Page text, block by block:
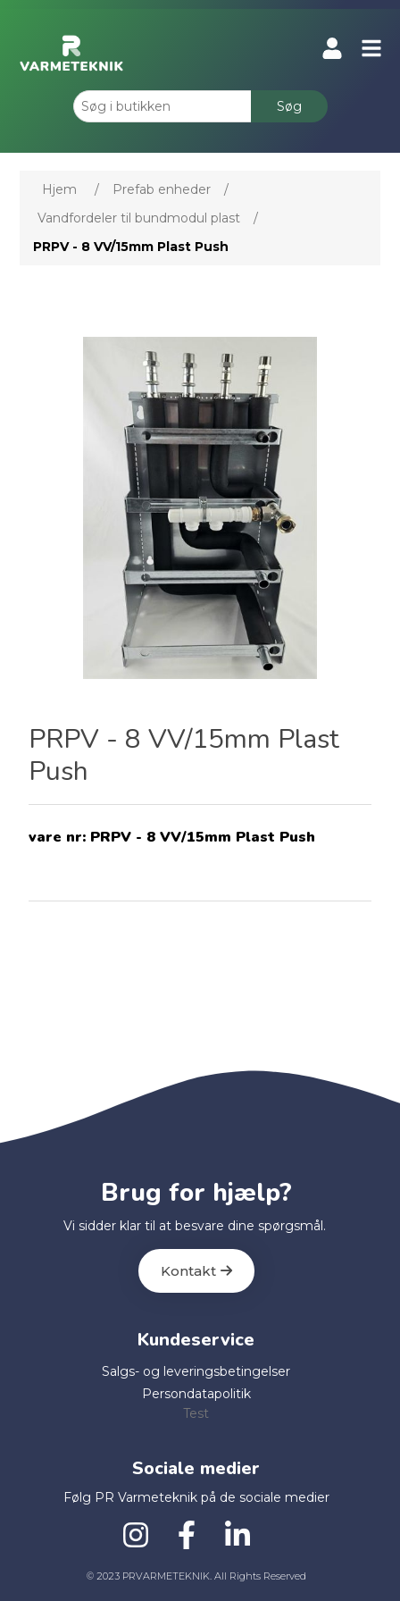
Søg
Hjem / Prefab enheder
/
Vandfordeler til bundmodul plast
/
PRPV - 8 VV/15mm Plast Push
PRPV - 8 VV/15mm Plast
Push
vare nr: PRPV - 8 VV/15mm Plast Push
Brug for hjælp?
Vi sidder klar til at besvare dine spørgsmål.
Kontakt
© 2023 PRVARMETEKNIK. All Rights Reserved
Kundeservice
Salgs- og leveringsbetingelser
Persondatapolitik
Test
Sociale medier
Følg PR Varmeteknik på de sociale medier